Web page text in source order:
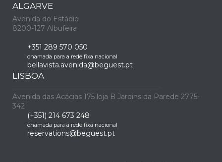
ALGARVE
Avenida do Estádio
8200-127 Albufeira
+351 289 570 050
chamada para a rede fixa nacional
bellavista.avenida@beguest.pt
LISBOA
Avenida das Acácias 175 loja B Jardins da Parede 2775-
342
(+351) 214 673 248
chamada para a rede fixa nacional
reservations@beguest.pt